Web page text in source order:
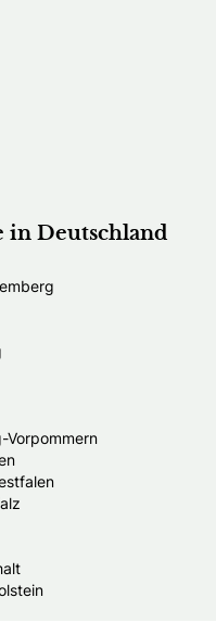
in Deutschland